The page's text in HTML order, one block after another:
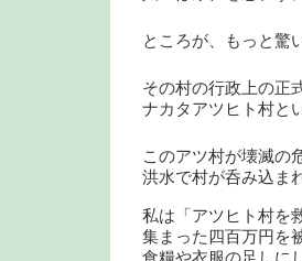
ところが、もっと驚
その村の行政上の正
ナカタアツヒト村と
このアツ村が壊滅の
洪水で村が呑み込ま
私は「アツヒト村を
集まった四百万円を